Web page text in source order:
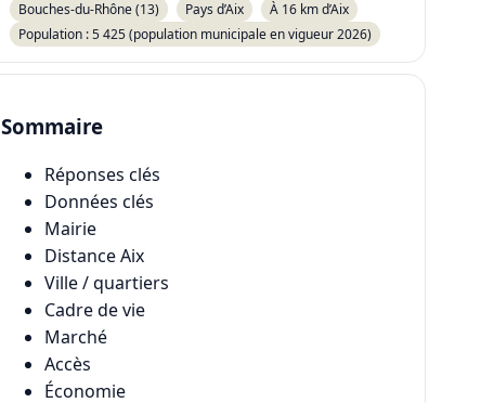
Bouches-du-Rhône (13) Pays d’Aix
À 16 km d’Aix
Population : 5 425 (population municipale en vigueur 2026)
Sommaire
Réponses clés
Données clés
Mairie
Distance Aix
Ville / quartiers
Cadre de vie
Marché
Accès
Économie